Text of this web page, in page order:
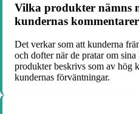
Vilka produkter nämns
kundernas
Det verkar som att kunderna
och dofter när de pratar om
produkter beskrivs som av hög
kundernas förväntningar.